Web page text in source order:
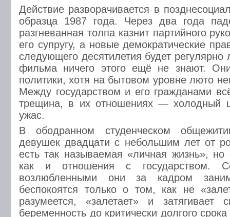
Действие разворачивается в
образца 1987 года. Через два года
разгневанная толпа казнит партийного
его супругу, а новые демократические
следующего десятилетия будет регулярно
фильма ничего этого ещё не знают.
политики, хотя на бытовом уровне люто
Между государством и его гражданами
трещина, в их отношениях — холодный
ужас.
В ободранном студенческом
девушек двадцати с небольшим лет от
есть так называемая «личная жизнь»,
как и отношения с государством.
возлюбленными они за кадром
беспокоятся только о том, как не
разумеется, «залетает» и затягивает
беременность до критически долгого